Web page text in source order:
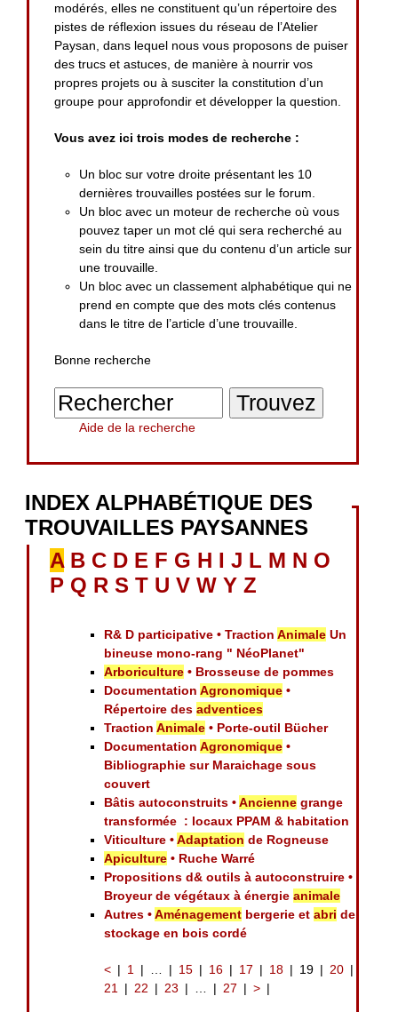
modérés, elles ne constituent qu’un répertoire des
pistes de réflexion issues du réseau de l’Atelier
Paysan, dans lequel nous vous proposons de puiser
des trucs et astuces, de manière à nourrir vos
propres projets ou à susciter la constitution d’un
groupe pour approfondir et développer la question.
Vous avez ici trois modes de recherche :
Un bloc sur votre droite présentant les 10
dernières trouvailles postées sur le forum.
Un bloc avec un moteur de recherche où vous
pouvez taper un mot clé qui sera recherché au
sein du titre ainsi que du contenu d’un article sur
une trouvaille.
Un bloc avec un classement alphabétique qui ne
prend en compte que des mots clés contenus
dans le titre de l’article d’une trouvaille.
Bonne recherche
Aide de la recherche
INDEX ALPHABÉTIQUE DES
TROUVAILLES PAYSANNES
A B C D E F G H I J L M N O
P Q R S T U V W Y Z
R& D participative • TractionAnimale Un
bineuse mono-rang " NéoPlanet"
Arboriculture • Brosseuse de pommes
DocumentationAgronomique •
Répertoire desadventices
TractionAnimale • Porte-outil Bücher
DocumentationAgronomique •
Bibliographie sur Maraichage sous
couvert
Bâtis autoconstruits •Ancienne grange
transformée : locaux PPAM & habitation
Viticulture •Adaptation de Rogneuse
Apiculture • Ruche Warré
Propositions d& outils à autoconstruire •
Broyeur de végétaux à énergieanimale
Autres •Aménagement bergerie etabri de
stockage en bois cordé
< 1 … 15 16 17 18 19
20
21
22 23 … 27 >